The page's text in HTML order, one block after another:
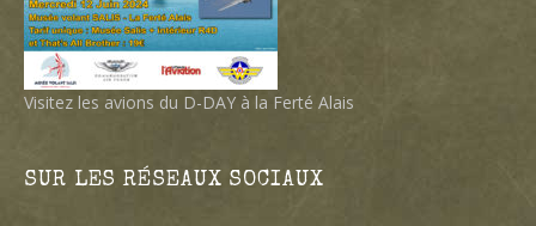
Visitez les avions du D-DAY à la Ferté Alais
SUR LES RÉSEAUX SOCIAUX